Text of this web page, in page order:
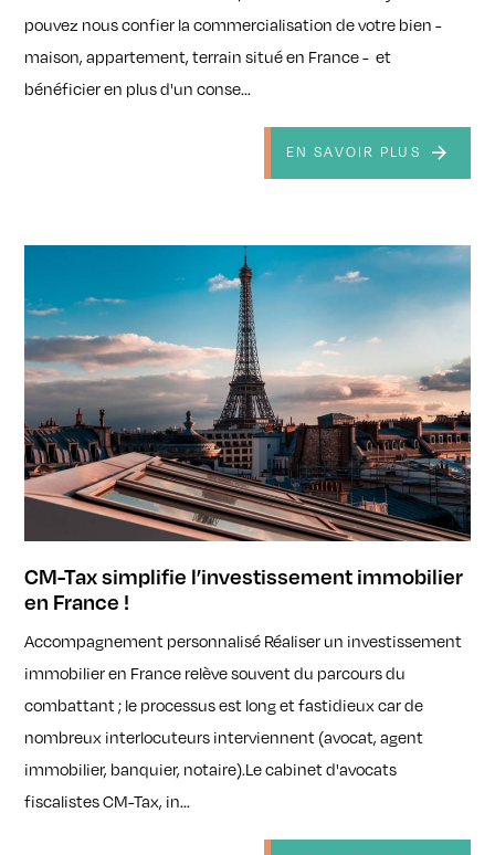
pouvez nous confier la commercialisation de votre bien -
maison, appartement, terrain situé en France - et
bénéficier en plus d'un conse...
EN SAVOIR PLUS
CM-Tax simplifie l’investissement immobilier
en France !
Accompagnement personnalisé Réaliser un investissement
immobilier en France relève souvent du parcours du
combattant ; le processus est long et fastidieux car de
nombreux interlocuteurs interviennent (avocat, agent
immobilier, banquier, notaire).Le cabinet d'avocats
fiscalistes CM-Tax, in...